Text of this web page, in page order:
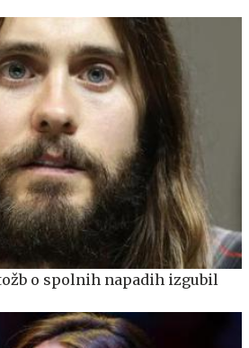
o spolnih napadih izgubil